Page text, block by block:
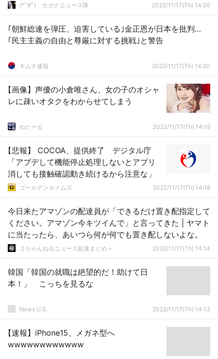
(*ﾟ∀ﾟ)ゞカガクニュース隊 2022/11/17(Th) 14:20
｢朝鮮総連を弾圧、迫害している｣金正恩が日本を批判…
｢民主主義の自由と尊厳に対する挑戦｣と警告
キムチ速報 2022/11/17(Th) 14:20
【画像】声優の小倉唯さん、女の子のオシャ
レに疎いオタクをわからせてしまう
ねたーる 2022/11/17(Th) 14:19
【悲報】 COCOA、提供終了 デジタル庁
「アプデして機能停止処理しないとアプリ
消しても接触確認動き続けるから注意な」
ゴールデンタイムズ 2022/11/17(Th) 14:18
今日来たアマゾンの配達員が「できるだけ置き配指定して
ください。アマゾン今キツイんで」と言ってきた | ヤマト
に当たったら、あいつら何が何でも置き配しないよな。
２ちゃんねるニュース超速まとめ＋ 2022/11/17(Th) 14:14
韓国「韓国の就職は絶望的だ！助けて日
本！」 こっちを見るな
News U.S. 2022/11/17(Th) 14:13
【速報】iPhone15、メガネ型へ
wwwwwwwwwwww